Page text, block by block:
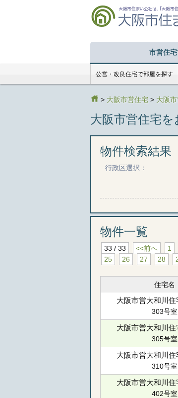
市営住
公営・改良住宅で部屋を探す
> 大阪市営住宅 > 大阪
大阪市営住宅
物件検索結果
行政区選択：
物件一覧
33 / 33 <<前へ 1
25
26 27 28
住宅名
大阪市営大和川
303号室
大阪市営大和川
305号室
大阪市営大和川
310号室
大阪市営大和川
402号室